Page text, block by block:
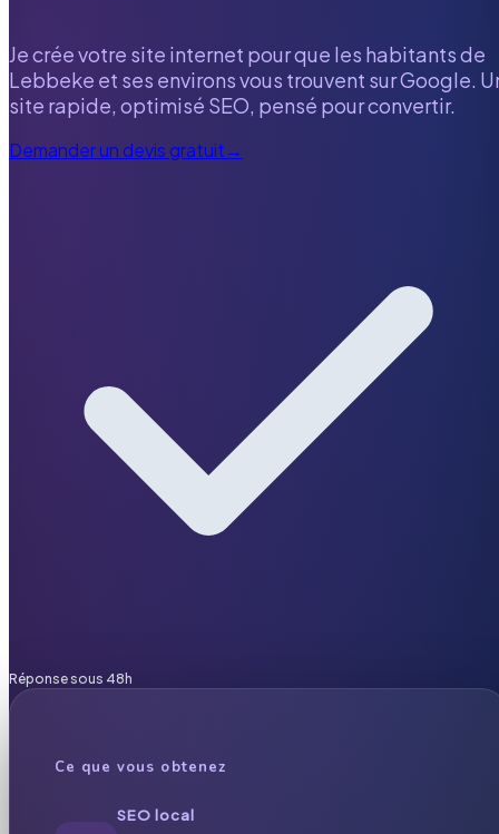
Je crée votre site internet pour que les habitants de
Lebbeke et ses environs vous trouvent sur Google.
site rapide, optimisé SEO, pensé pour convertir.
Demander un devis gratuit→
Réponse sous 48h
Ce que vous obtenez
SEO local